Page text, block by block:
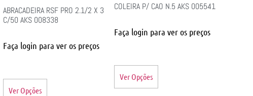
ABRACADEIRA RSF PRO 2.1/2 X 3
C/50 AKS 008338
Faça login para ver os preços
Ver Opções
COLEIRA P/ CAO N.5 AKS 005541
Faça login para ver os preços
Ver Opções